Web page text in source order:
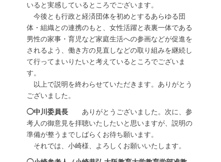
いると実感しているところでございます。
今後とも行政と経済団体を初めとするあらゆる団
体・組織との連携のもと、女性活躍と表裏一体である
男性の家事・育児など家庭生活への参画などが促進を
されるよう、働き方の見直しなどの取り組みを継続し
て行ってまいりたいと考えているところでございま
す。
以上で説明を終わらせていただきます。ありがとう
ございました。
◯中川委員長 ありがとうございました。次に、参
考人の御意見を拝聴いたしたいと思いますが、説明の
準備が整うまでしばらくお待ち願います。
それでは、小崎様、よろしくお願いいたします。